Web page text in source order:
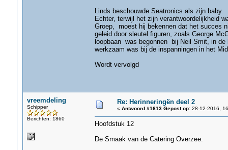
Linds beschouwde Seatronics als zijn baby.
Echter, terwijl het zijn verantwoordelijkheid
Groep, moest hij bekennen dat het succes
geleid door sleutel figuren, zoals George
loopbaan was begonnen bij Neil Smit, in
werkzaam was bij de inspanningen in het
Wordt vervolgd
vreemdeling
Schipper
Berichten: 1860
Re: Herinneringën deel 2
« Antwoord #1613 Gepost op:28-12-2016,
Hoofdstuk 12
De Smaak van de Catering Overzee.